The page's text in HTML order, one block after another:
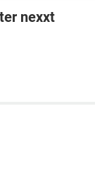
nexxt